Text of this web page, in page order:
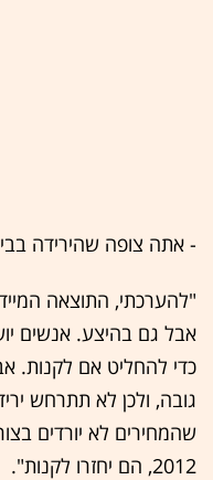
- אתה צופה שהירידה
"להערכתי, התוצאה
אבל גם בהיצע. אנשים
כדי להחליט אם לקנות.
גובה, ולכן לא תתרחש
שהמחירים לא יורדים
2012, הם יחזרו לקנות".